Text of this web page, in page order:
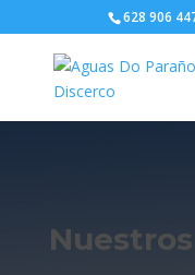
628 906